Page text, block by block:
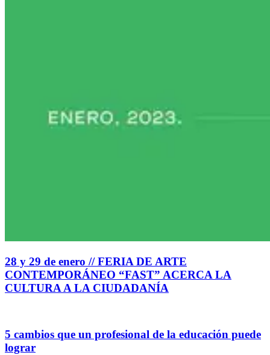
28 y 29 de enero // FERIA DE ARTE
CONTEMPORÁNEO “FAST” ACERCA LA
CULTURA A LA CIUDADANÍA
5 cambios que un profesional de la educación puede
lograr